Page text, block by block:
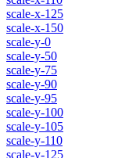
scale-x-125
scale-x-150
scale-y-0
scale-y-50
scale-y-75
scale-y-90
scale-y-95
scale-y-100
scale-y-105
scale-y-110
scale-y-125